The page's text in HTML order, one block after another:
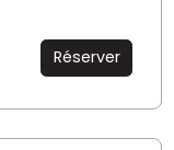
Réserver